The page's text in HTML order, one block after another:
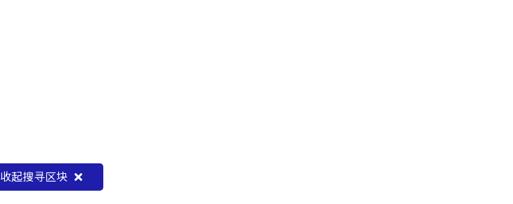
收起搜寻区块